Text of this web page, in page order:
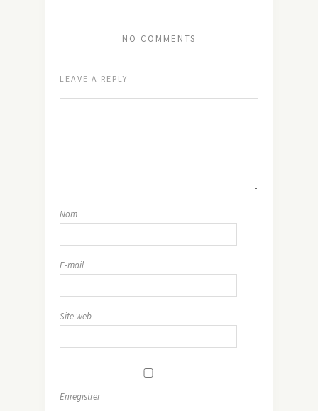
NO COMMENTS
LEAVE A REPLY
Nom
E-mail
Site web
Enregistrer